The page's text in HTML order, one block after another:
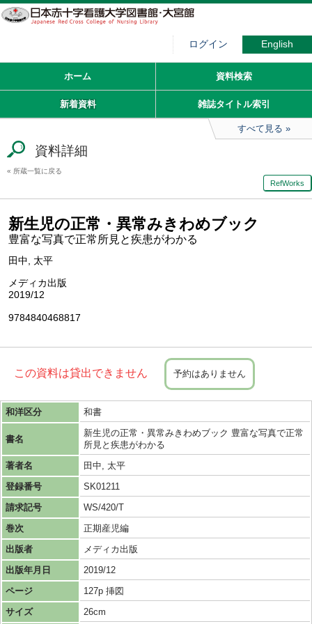
ログイン English
ホーム 資料検索
新着資料 雑誌タイトル索引
すべて見る
資料詳細
所蔵一覧に戻る
RefWorks
新生児の正常・異常みきわめブック
豊富な写真で正常所見と疾患がわかる
田中, 太平
メディカ出版
2019/12
9784840468817
この資料は貸出できません 予約はありません
和洋区分 和書
書名
新生児の正常・異常みきわめブック 豊富な写真で正常
所見と疾患がわかる
著者名
田中, 太平
登録番号
SK01211
請求記号
WS/420/T
巻次
正期産児編
出版者
メディカ出版
出版年月日
2019/12
ページ
127p 挿図
サイズ
26cm